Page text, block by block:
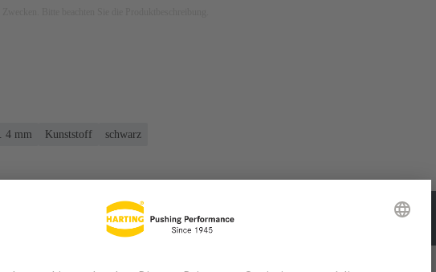
4 mm Kunststoff schwarz
Passende Produkte Händler